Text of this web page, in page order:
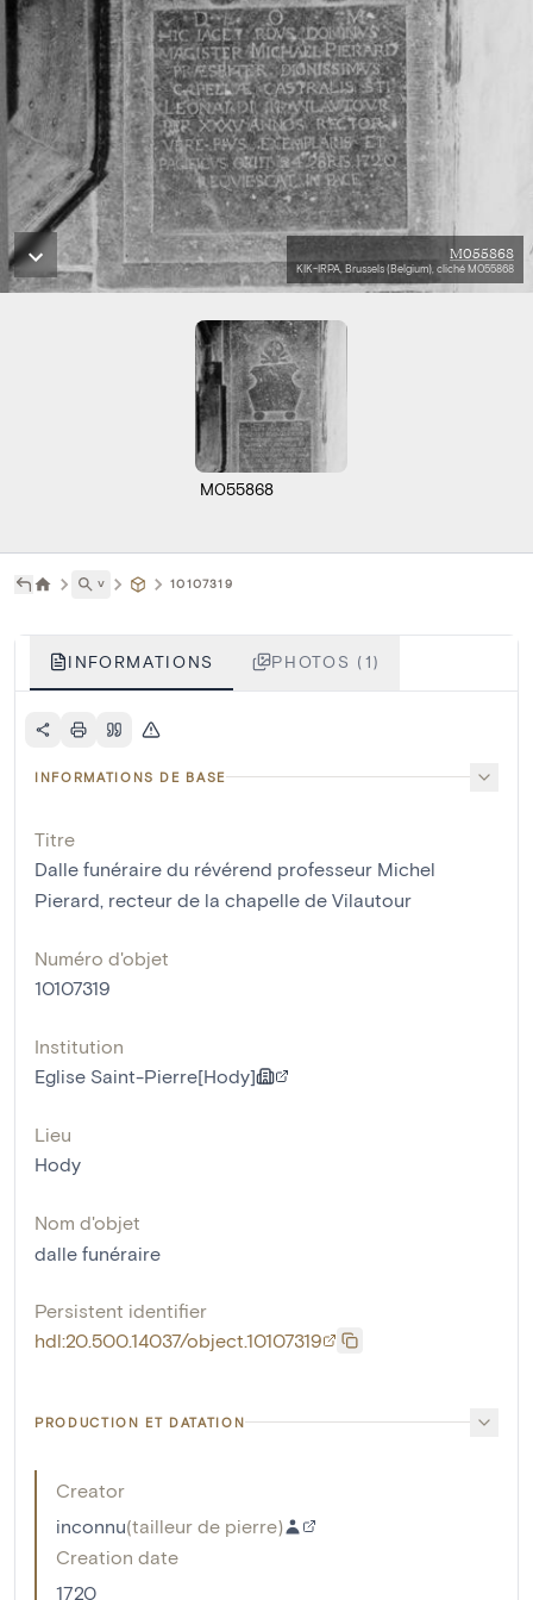
M055868
KIK-IRPA, Brussels (Belgium), cliché M055868
M055868
˅ 10107319
INFORMATIONS PHOTOS (1)
INFORMATIONS DE BASE
Titre
Dalle funéraire du révérend professeur Michel
Pierard, recteur de la chapelle de Vilautour
Numéro d'objet
10107319
Institution
Eglise Saint-Pierre[Hody]
Lieu
Hody
Nom d'objet
dalle funéraire
Persistent identifier
hdl:20.500.14037/object.10107319
PRODUCTION ET DATATION
Creator
inconnu(tailleur de pierre)
Creation date
1720